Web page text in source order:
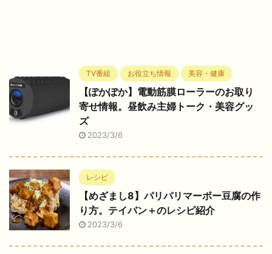
TV番組 お役立ち情報 美容・健康
【ぽかぽか】電動筋膜ローラーのお取り
寄せ情報。昼飲み主婦トーク・美容グッ
ズ
2023/3/6
レシピ
【めざまし8】パリパリマーボー豆腐の作
り方。テイバン＋のレシピ紹介
2023/3/6